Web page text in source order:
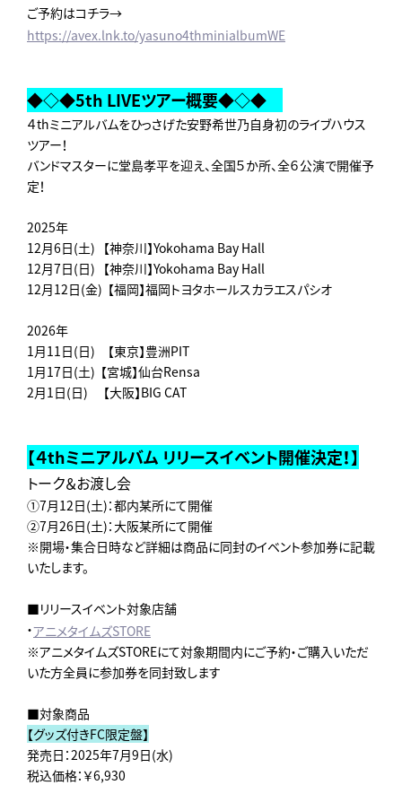
ご予約はコチラ→
https://avex.lnk.to/yasuno4thminialbumWE
◆◇◆5th LIVEツアー概要◆◇◆
４thミニアルバムをひっさげた安野希世乃自身初のライブハウス
ツアー！
バンドマスターに堂島孝平を迎え、全国５か所、全６公演で開催予
定！
2025年
12月6日(土) 【神奈川】Yokohama Bay Hall
12月7日(日) 【神奈川】Yokohama Bay Hall
12月12日(金) 【福岡】福岡トヨタホールスカラエスパシオ
2026年
1月11日(日) 【東京】豊洲PIT
1月17日(土) 【宮城】仙台Rensa
2月1日(日) 【大阪】BIG CAT
【４thミニアルバム リリースイベント開催決定！】
トーク＆お渡し会
①7月12日(土)：都内某所にて開催
②7月26日(土)：大阪某所にて開催
※開場・集合日時など詳細は商品に同封のイベント参加券に記載
いたします。
■リリースイベント対象店舗
・アニメタイムズSTORE
※アニメタイムズSTOREにて対象期間内にご予約・ご購入いただ
いた方全員に参加券を同封致します
■対象商品
【グッズ付きFC限定盤】
発売日：2025年7月9日(水)
税込価格：￥6,930